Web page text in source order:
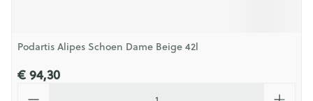
Podartis Alipes Schoen Dame Beige 42l
€ 94,30